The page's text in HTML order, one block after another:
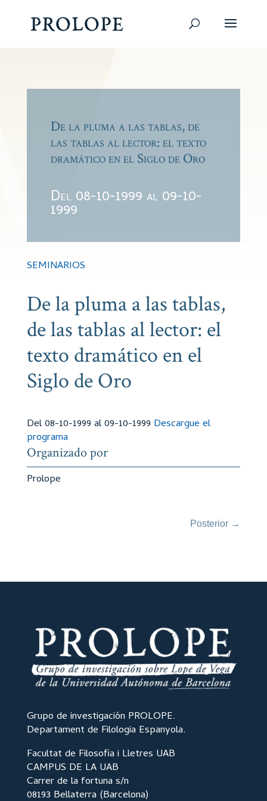
De la pluma a las tablas, de
las tablas al lector: el texto
dramático en el Siglo de Oro
Del 08-10-1999 al 09-10-
1999
SEMINARIOS
De la pluma a las tablas,
de las tablas al lector: el
texto dramático en el
Siglo de Oro
Del 08-10-1999 al 09-10-1999 Descargue el
programa
Organizado por
Prolope
Posterior →
Grupo de investigación PROLOPE.
Departament de Filologia Espanyola.
Facultat de Filosofia i Lletres UAB
CAMPUS DE LA UAB
Carrer de la fortuna s/n
08193 Bellaterra (Barcelona)